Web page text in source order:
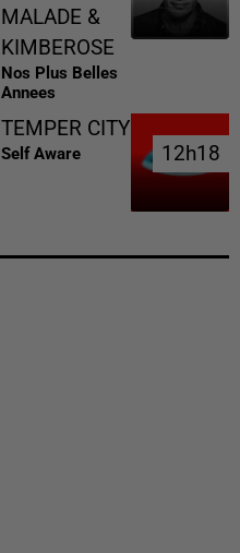
MALADE &
KIMBEROSE
Nos Plus Belles
Annees
TEMPER CITY
Self Aware 12h18
12h18